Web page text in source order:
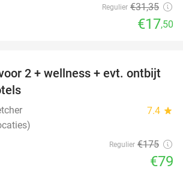
Regulier €31,35
€17,50
55%
2 + wellness + evt. ontbijt
7.4 star
Regulier €175
€79